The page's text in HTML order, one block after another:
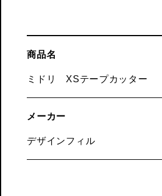
商品名
ミドリ XSテープカッター
メーカー
デザインフィル